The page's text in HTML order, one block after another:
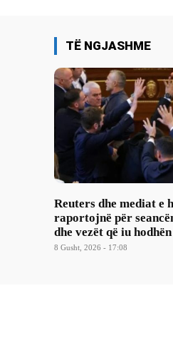
TË NGJASHME
Reuters dhe mediat e
raportojnë për
dhe vezët që iu
8 Gusht, 2026 - 17:08